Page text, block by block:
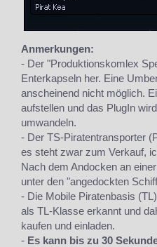
Anmerkungen:
- Der "Produktionskomlex
Enterkapseln her. Eine
anscheinend nicht möglich.
aufstellen und das PlugIn
umwandeln.
- Der TS-Piratentransporter
es steht zwar zum Verkauf,
Nach dem Andocken an
unter den "angedockten
- Die Mobile Piratenbasis
als TL-Klasse erkannt und
kaufen und einladen.
- Es kann bis zu 30